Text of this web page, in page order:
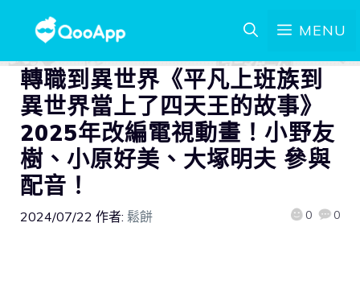
MENU
轉職到異世界《平凡上班族到
異世界當上了四天王的故事》
2025年改編電視動畫！小野友
樹、小原好美、大塚明夫 參與
配音！
2024/07/22 作者: 鬆餅 0 0